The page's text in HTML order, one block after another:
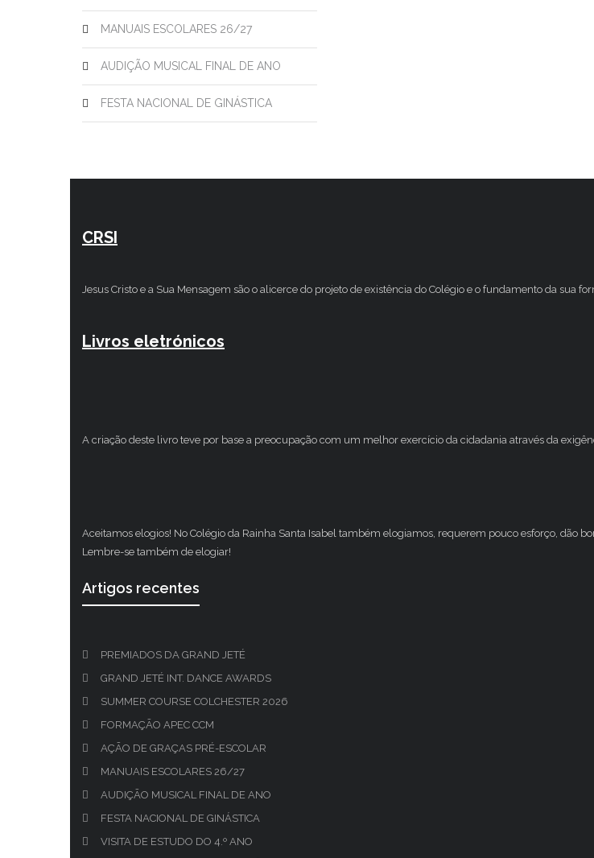
MANUAIS ESCOLARES 26/27
AUDIÇÃO MUSICAL FINAL DE ANO
FESTA NACIONAL DE GINÁSTICA
CRSI
Jesus Cristo e a Sua Mensagem são o alicerce do projeto de existência do Colégio e o fundamento da sua
Livros eletrónicos
A criação deste livro teve por base a preocupação com um melhor exercício da cidadania através da
Aceitamos elogios! No Colégio da Rainha Santa Isabel também elogiamos, requerem pouco esforço, dão
Lembre-se também de elogiar!
Artigos recentes
PREMIADOS DA GRAND JETÉ
GRAND JETÉ INT. DANCE AWARDS
SUMMER COURSE COLCHESTER 2026
FORMAÇÃO APEC CCM
AÇÃO DE GRAÇAS PRÉ-ESCOLAR
MANUAIS ESCOLARES 26/27
AUDIÇÃO MUSICAL FINAL DE ANO
FESTA NACIONAL DE GINÁSTICA
VISITA DE ESTUDO DO 4.º ANO